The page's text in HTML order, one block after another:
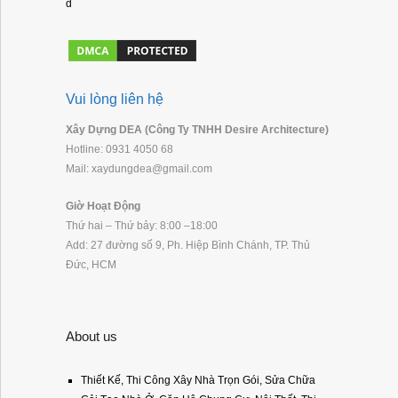
d
Vui lòng liên hệ
Xây Dựng DEA (Công Ty TNHH Desire Architecture)
Hotline: 0931 4050 68
Mail: xaydungdea@gmail.com
Giờ Hoạt Động
Thứ hai – Thứ bảy: 8:00 –18:00
Add: 27 đường số 9, Ph. Hiệp Bình Chánh, TP. Thủ
Đức, HCM
About us
Thiết Kế, Thi Công Xây Nhà Trọn Gói, Sửa Chữa